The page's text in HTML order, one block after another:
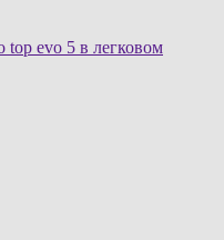
top evo 5 в легковом